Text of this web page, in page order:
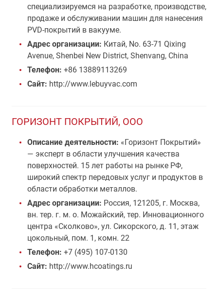
специализируемся на разработке, производстве,
продаже и обслуживании машин для нанесения
PVD-покрытий в вакууме.
Адрес организации: Китай, No. 63-71 Qixing
Avenue, Shenbei New District, Shenvang, China
Телефон: +86 13889113269
Сайт: http://www.lebuyvac.com
ГОРИЗОНТ ПОКРЫТИЙ, ООО
Описание деятельности: «Горизонт Покрытий»
— эксперт в области улучшения качества
поверхностей. 15 лет работы на рынке РФ,
широкий спектр передовых услуг и продуктов в
области обработки металлов.
Адрес организации: Россия, 121205, г. Москва,
вн. тер. г. м. о. Можайский, тер. Инновационного
центра «Сколково», ул. Сикорского, д. 11, этаж
цокольный, пом. 1, комн. 22
Телефон: +7 (495) 107-0130
Сайт: http://www.hcoatings.ru